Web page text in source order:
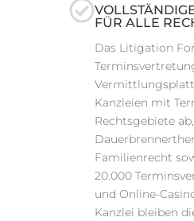
FÜR ALLE
Das Litigation
Kanzleien mit
Rechtsgebiete
Familienrecht
20.000
und Online-
Kanzlei bleiben